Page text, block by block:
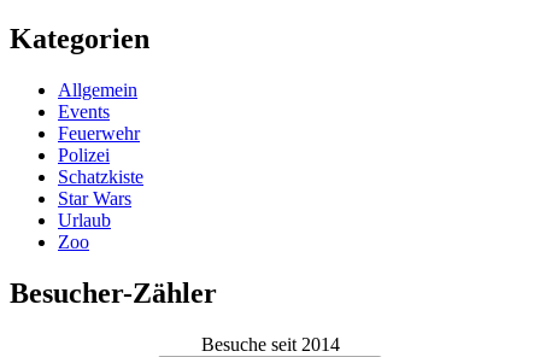
Kategorien
Allgemein
Events
Feuerwehr
Polizei
Schatzkiste
Star Wars
Urlaub
Zoo
Besucher-Zähler
Besuche seit 2014